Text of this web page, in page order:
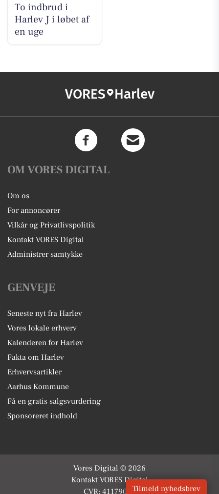
To indbrud i
Harlev J i løbet af
en uge
VORES Harlev
OM VORES DIGITAL
Om os
For annoncører
Vilkår og Privatlivspolitik
Kontakt VORES Digital
Administrer samtykke
GENVEJE
Seneste nyt fra Harlev
Vores lokale erhverv
Kalenderen for Harlev
Fakta om Harlev
Erhvervsartikler
Aarhus Kommune
Få en gratis salgsvurdering
Sponsoreret indhold
Vores Digital © 2026
Kontakt VORES Digital
CVR: 41179082Tilmeld nyhedsbrev